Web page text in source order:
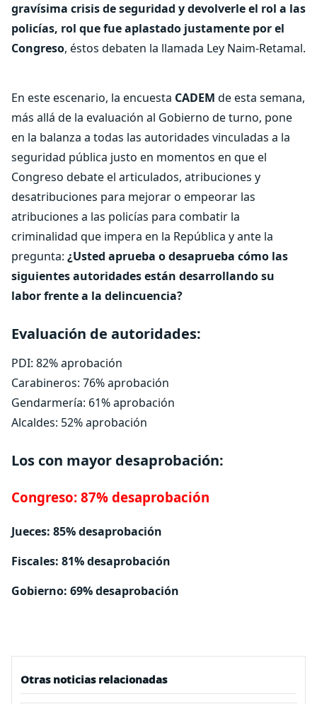
gravísima crisis de seguridad y devolverle el rol a las
policías, rol que fue aplastado justamente por el
Congreso, éstos debaten la llamada Ley Naim-Retamal.
En este escenario, la encuesta CADEM de esta semana,
más allá de la evaluación al Gobierno de turno, pone
en la balanza a todas las autoridades vinculadas a la
seguridad pública justo en momentos en que el
Congreso debate el articulados, atribuciones y
desatribuciones para mejorar o empeorar las
atribuciones a las policías para combatir la
criminalidad que impera en la República y ante la
pregunta: ¿Usted aprueba o desaprueba cómo las
siguientes autoridades están desarrollando su
labor frente a la delincuencia?
Evaluación de autoridades:
PDI: 82% aprobación
Carabineros: 76% aprobación
Gendarmería: 61% aprobación
Alcaldes: 52% aprobación
Los con mayor desaprobación:
Congreso: 87% desaprobación
Jueces: 85% desaprobación
Fiscales: 81% desaprobación
Gobierno: 69% desaprobación
Otras noticias relacionadas